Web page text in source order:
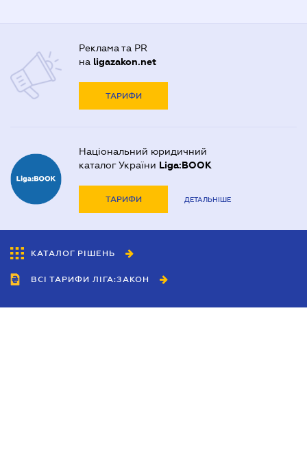
Реклама та PR
на ligazakon.net
ТАРИФИ
Національний юридичний
каталог України Liga:BOOK
ТАРИФИ ДЕТАЛЬНІШЕ
КАТАЛОГ РІШЕНЬ
ВСІ ТАРИФИ ЛІГА:ЗАКОН